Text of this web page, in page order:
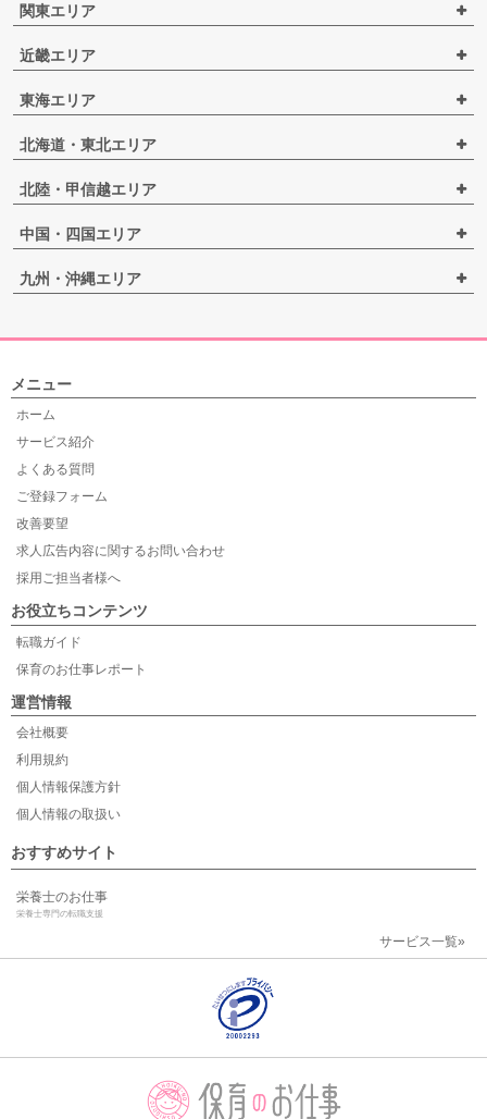
関東エリア
近畿エリア
東海エリア
北海道・東北エリア
北陸・甲信越エリア
中国・四国エリア
九州・沖縄エリア
メニュー
ホーム
サービス紹介
よくある質問
ご登録フォーム
改善要望
求人広告内容に関するお問い合わせ
採用ご担当者様へ
お役立ちコンテンツ
転職ガイド
保育のお仕事レポート
運営情報
会社概要
利用規約
個人情報保護方針
個人情報の取扱い
おすすめサイト
栄養士のお仕事
栄養士専門の転職支援
サービス一覧»